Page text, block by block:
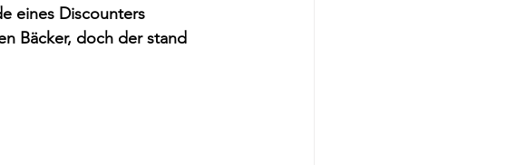
eines Discounters
Bäcker, doch der stand